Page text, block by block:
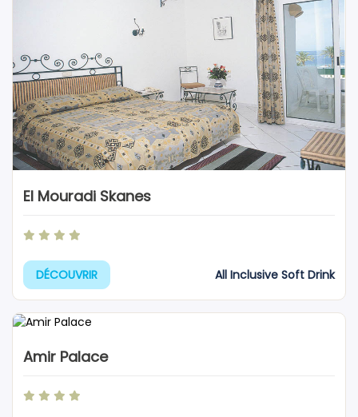
El Mouradi Skanes
DÉCOUVRIR All Inclusive Soft Drink
Amir Palace